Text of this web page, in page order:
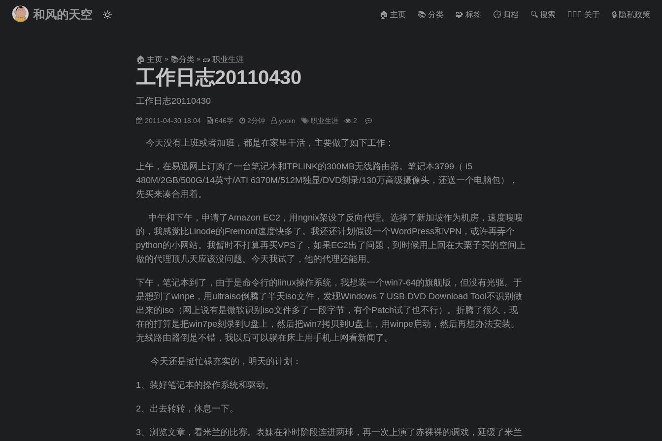
和风的天空 🏠 主页 📚 分类 🧩 标签 ⏱ 归档 🔍 搜索 🙋🏻‍♂️ 关于 🔒 隐私政策
🏠 主页 » 📚分类 » 🧱 职业生涯
工作日志20110430
工作日志20110430
2011-04-30 18:04 646字 2分钟 yobin 职业生涯 2
今天没有上班或者加班，都是在家里干活，主要做了如下工作：
上午，在易迅网上订购了一台笔记本和TPLINK的300MB无线路由器。笔记本3799（ i5
480M/2GB/500G/14英寸/ATI 6370M/512M独显/DVD刻录/130万高级摄像头，还送一个电脑包），
先买来凑合用着。
中午和下午，申请了Amazon EC2，用ngnix架设了反向代理。选择了新加坡作为机房，速度嗖嗖
的，我感觉比Linode的Fremont速度快多了。我还还计划假设一个WordPress和VPN，或许再弄个
python的小网站。我暂时不打算再买VPS了，如果EC2出了问题，到时候用上回在大栗子买的空间上
做的代理顶几天应该没问题。今天我试了，他的代理还能用。
下午，笔记本到了，由于是命令行的linux操作系统，我想装一个win7-64的旗舰版，但没有光驱。于
是想到了winpe，用ultraiso倒腾了半天iso文件，发现Windows 7 USB DVD Download Tool不识别做
出来的iso（网上说有是微软识别iso文件多了一段字节，有个Patch试了也不行）。折腾了很久，现
在的打算是把win7pe刻录到U盘上，然后把win7拷贝到U盘上，用winpe启动，然后再想办法安装。
无线路由器倒是不错，我以后可以躺在床上用手机上网看新闻了。
今天还是挺忙碌充实的，明天的计划：
1、装好笔记本的操作系统和驱动。
2、出去转转，休息一下。
3、浏览文章，看米兰的比赛。表妹在补时阶段连进两球，再一次上演了赤裸裸的调戏，延缓了米兰